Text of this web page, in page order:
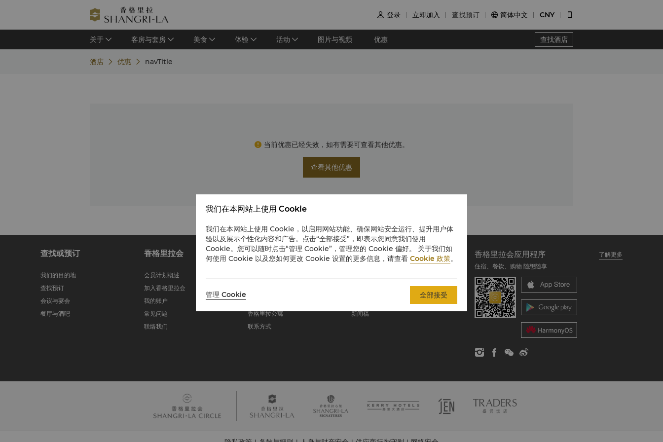
 登录 立即加入 查找预订  简体中文 CNY 
关于 客房与套房 美食 体验 活动 图片与视频 优惠 查找酒店
酒店 优惠 navTitle
当前优惠已经失效，如有需要可查看其他优惠。
查看其他优惠
查找或预订
我们的目的地
查找预订
会议与宴会
餐厅与酒吧
香格里拉会
会员计划概述
加入香格里拉会
我的账户
常见问题
联络我们
关于香格里拉集团
香格里拉公寓
联系方式
新闻稿
香格里拉会应用程序
了解更多
住宿、餐饮、购物 随想随享
我们在本网站上使用 Cookie
我们在本网站上使用 Cookie，以启用网站功能、确保网站安全运行、提升用户体
验以及展示个性化内容和广告。点击“全部接受”，即表示您同意我们使用
Cookie。您可以随时点击“管理 Cookie”，管理您的 Cookie 偏好。 关于我们如
何使用 Cookie 以及您如何更改 Cookie 设置的更多信息，请查看 Cookie 政策。
管理 Cookie 全部接受